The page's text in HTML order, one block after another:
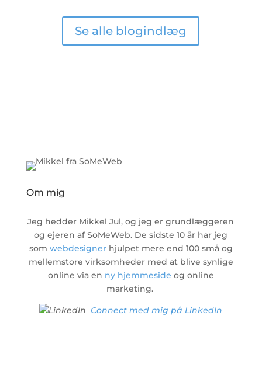
Se alle blogindlæg
Om mig
Jeg hedder Mikkel Jul, og jeg er grundlæggeren
og ejeren af SoMeWeb. De sidste 10 år har jeg
som webdesignerhjulpet mere end 100 små og
mellemstore virksomheder med at blive synlige
online via en ny hjemmeside og online
marketing.
Connect med mig på LinkedIn